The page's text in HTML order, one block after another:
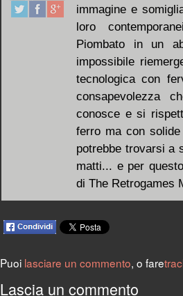
immagine e
loro
Piombato in un
impossibile
tecnologica con
consapevolezza
conosce e si
ferro ma con
potrebbe trovarsi a
matti... e per
di The Retrogames
Puoi lasciare un commento, o fare
Lascia un commento